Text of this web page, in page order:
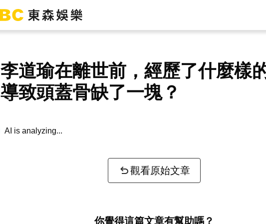
李道瑜在離世前，經歷了什麼樣
導致頭蓋骨缺了一塊？
Searching for key information...
觀看原始文章
你覺得這篇文章有幫助嗎？